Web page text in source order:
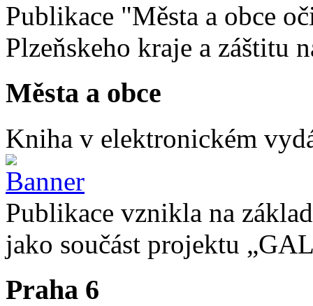
Publikace "Města a obce
Plzeňskeho kraje a záštitu
Města a obce
Kniha v elektronickém
Publikace vznikla na
jako součást projektu
Praha 6